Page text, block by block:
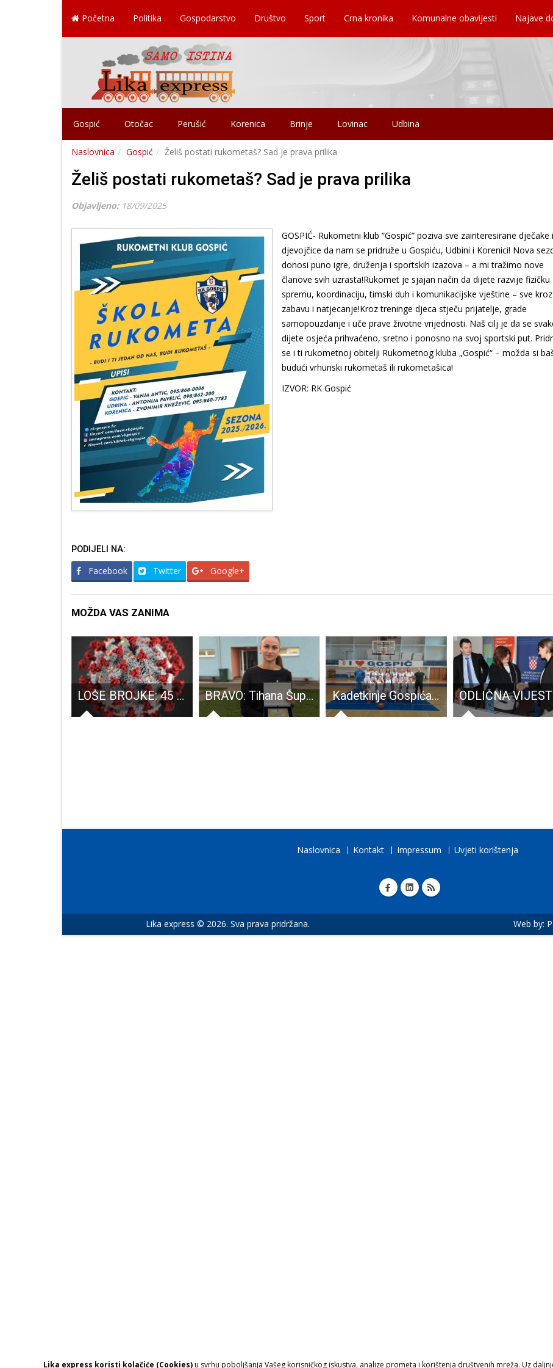
Lika express koristi kolačiće (Cookies)u svrhu poboljšanja Vašeg korisničkog iskustva, analize prometa i korištenja društvenih mreža. Uz
Početna Politika Gospodarstvo Društvo Sport Crna kronika Komunalne obavijesti Najave
Gospić Otočac Perušić Korenica Brinje Lovinac Udbina
Naslovnica Gospić Želiš postati rukometaš? Sad je prava prilika
Želiš postati rukometaš? Sad je prava prilika
Objavljeno: 18/09/2025
GOSPIĆ- Rukometni klub “Gospić” poziva sve zainteresirane dječake i
djevojčice da nam se pridruže u Gospiću, Udbini i Korenici! Nova
donosi puno igre, druženja i sportskih izazova – a mi tražimo nove
članove svih uzrasta!Rukomet je sjajan način da dijete razvije fizičku
spremu, koordinaciju, timski duh i komunikacijske vještine – sve kroz
zabavu i natjecanje!Kroz treninge djeca stječu prijatelje, grade
samopouzdanje i uče prave životne vrijednosti. Naš cilj je da se
dijete osjeća prihvaćeno, sretno i ponosno na svoj sportski put.
se i ti rukometnoj obitelji Rukometnog kluba „Gospić“ – možda si
budući vrhunski rukometaš ili rukometašica!
IZVOR: RK Gospić
PODIJELI NA:
Facebook Twitter Google+
MOŽDA VAS ZANIMA
LOŠE BROJKE: 45 novooboljelih od COVID-19, 636 ljudi je u samoizolaciji BRAVO: Tihana Šuper prva je sutkinja futsala iz naše županije!!! Kadetkinje Gospića poražene od Zagreba
Naslovnica Kontakt Impressum Uvjeti korištenja
Lika express © 2026. Sva prava pridržana. Web by: